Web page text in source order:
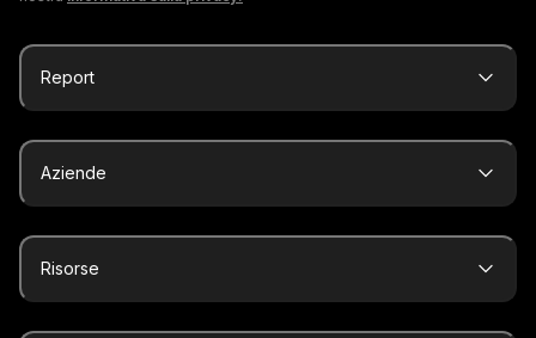
Report
Aziende
Risorse